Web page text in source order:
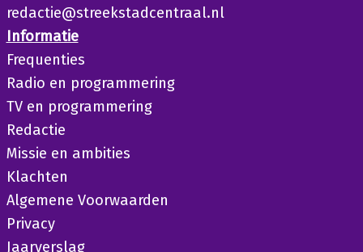
redactie@streekstadcentraal.nl
Informatie
Frequenties
Radio en programmering
TV en programmering
Redactie
Missie en ambities
Klachten
Algemene Voorwaarden
Privacy
Jaarverslag